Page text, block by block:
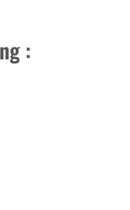
: